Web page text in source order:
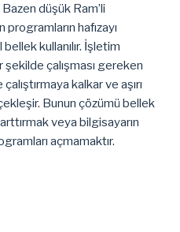
düşük Ram’li
hafızayı
kullanılır. İşletim
şekilde çalışması gereken
kalkar ve aşırı
Bunun çözümü bellek
veya bilgisayarın
açmamaktır.